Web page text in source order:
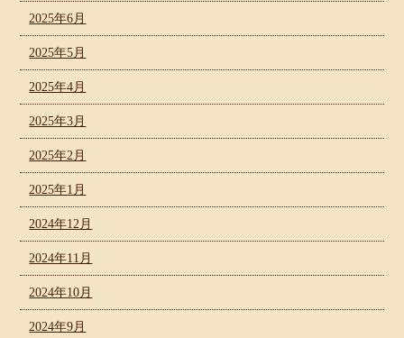
2025年6月
2025年5月
2025年4月
2025年3月
2025年2月
2025年1月
2024年12月
2024年11月
2024年10月
2024年9月